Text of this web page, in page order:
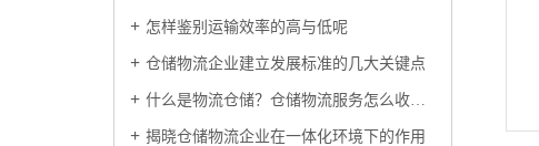
怎样鉴别运输效率的高与低呢
仓储物流企业建立发展标准的几大关键点
什么是物流仓储？仓储物流服务怎么收费？
揭晓仓储物流企业在一体化环境下的作用